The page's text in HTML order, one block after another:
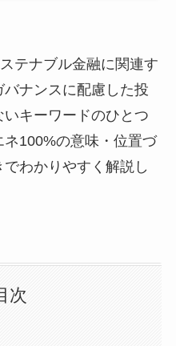
テナブル金融に関連す
ナンスに配慮した投
キーワードのひとつ
100%の意味・位置づ
わかりやすく解説し
次